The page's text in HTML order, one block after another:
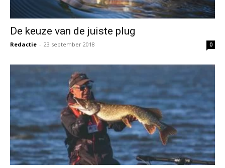
De keuze van de juiste plug
Redactie - 23 september 2018 0